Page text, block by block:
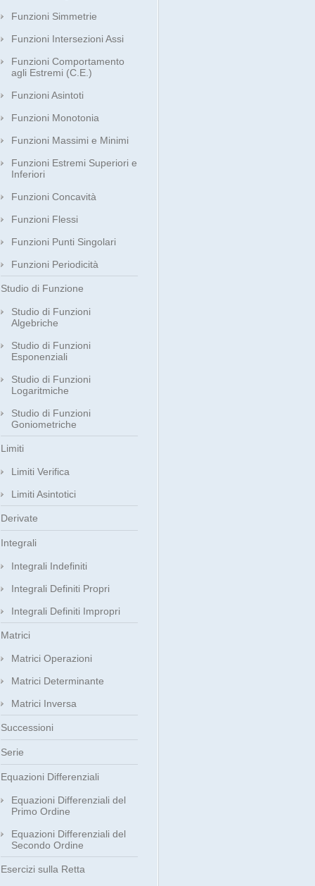
Funzioni Simmetrie
Funzioni Intersezioni Assi
Funzioni Comportamento
agli Estremi (C.E.)
Funzioni Asintoti
Funzioni Monotonia
Funzioni Massimi e Minimi
Funzioni Estremi Superiori e
Inferiori
Funzioni Concavità
Funzioni Flessi
Funzioni Punti Singolari
Funzioni Periodicità
Studio di Funzione
Studio di Funzioni
Algebriche
Studio di Funzioni
Esponenziali
Studio di Funzioni
Logaritmiche
Studio di Funzioni
Goniometriche
Limiti
Limiti Verifica
Limiti Asintotici
Derivate
Integrali
Integrali Indefiniti
Integrali Definiti Propri
Integrali Definiti Impropri
Matrici
Matrici Operazioni
Matrici Determinante
Matrici Inversa
Successioni
Serie
Equazioni Differenziali
Equazioni Differenziali del
Primo Ordine
Equazioni Differenziali del
Secondo Ordine
Esercizi sulla Retta